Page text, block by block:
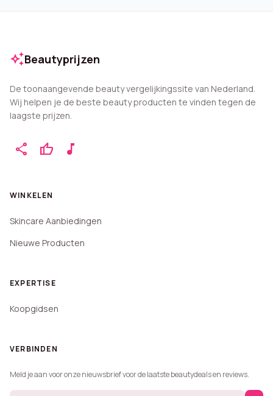
auto_awesomeBeautyprijzen
De toonaangevende beauty vergelijkingssite van Nederland.
Wij helpen je de beste beauty producten te vinden tegen de
laagste prijzen.
share thumb_up music_note
WINKELEN
Skincare Aanbiedingen
Nieuwe Producten
EXPERTISE
Koopgidsen
VERBINDEN
Meld je aan voor onze nieuwsbrief voor de laatste beautydeals en reviews.